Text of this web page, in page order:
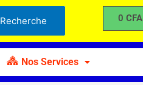
Recherche 0 CFA
Nos Services
Pro
EASY
UPS